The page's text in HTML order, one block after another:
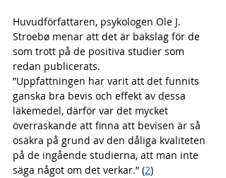
Huvudförfattaren, psykologen Ole J.
Stroebø menar att det är bakslag för de
som trott på de positiva studier som
redan publicerats.
”Uppfattningen har varit att det funnits
ganska bra bevis och effekt av dessa
läkemedel, därför var det mycket
överraskande att finna att bevisen är så
osäkra på grund av den dåliga kvaliteten
på de ingående studierna, att man inte
säga något om det verkar.” (2)